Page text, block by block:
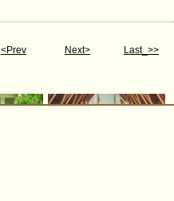
<Prev Next> Last_>>